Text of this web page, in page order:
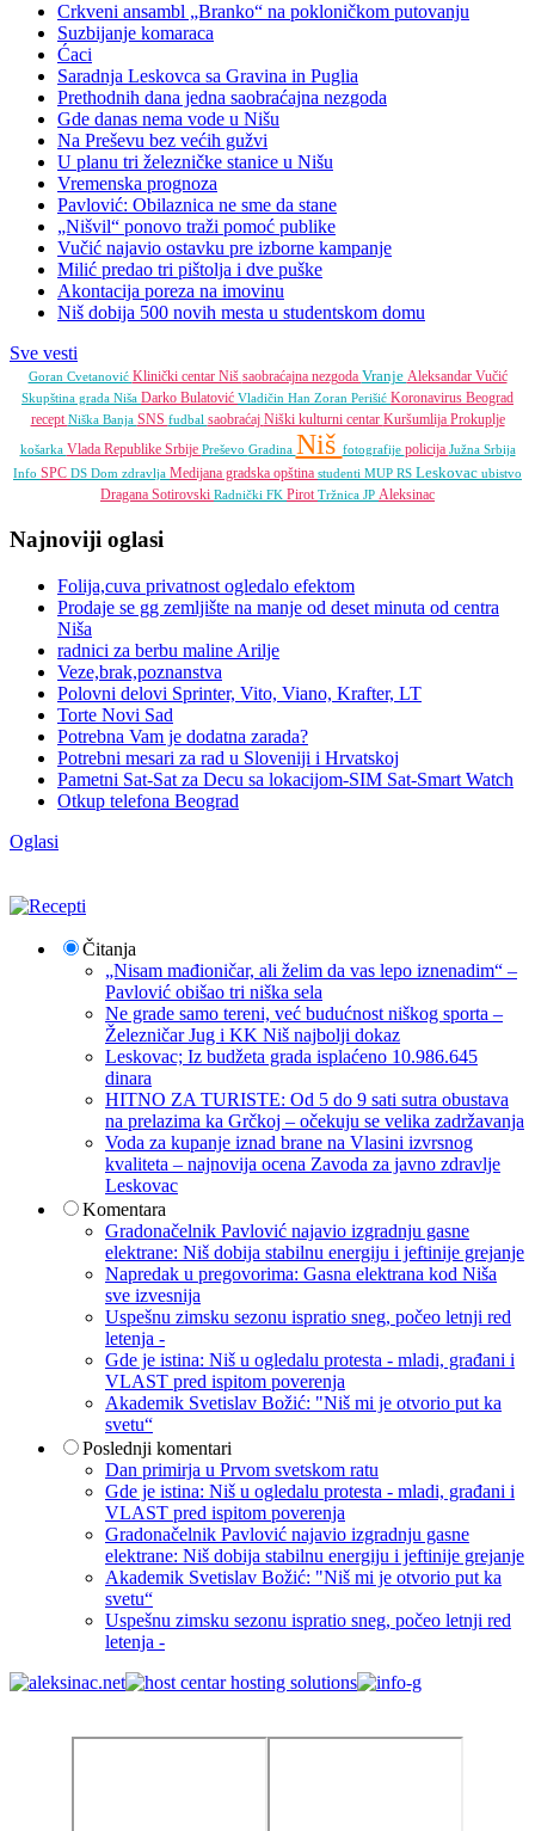
Crkveni ansambl „Branko“ na pokloničkom putovanju
Suzbijanje komaraca
Ćaci
Saradnja Leskovca sa Gravina in Puglia
Prethodnih dana jedna saobraćajna nezgoda
Gde danas nema vode u Nišu
Na Preševu bez većih gužvi
U planu tri železničke stanice u Nišu
Vremenska prognoza
Pavlović: Obilaznica ne sme da stane
„Nišvil“ ponovo traži pomoć publike
Vučić najavio ostavku pre izborne kampanje
Milić predao tri pištolja i dve puške
Akontacija poreza na imovinu
Niš dobija 500 novih mesta u studentskom domu
Sve vesti
Goran Cvetanović Klinički centar Niš saobraćajna nezgoda Vranje Aleksandar Vučić
Skupština grada Niša Darko Bulatović Vladičin Han Zoran Perišić Koronavirus Beograd
receptNiška Banja SNS fudbal saobraćaj Niški kulturni centar Kuršumlija Prokuplje
košarka Vlada Republike Srbije Preševo Gradina Niš fotografije policija Južna Srbija
Info SPC DS Dom zdravlja Medijana gradska opština studenti MUP RS Leskovac ubistvo
Dragana Sotirovski Radnički FK PirotTržnica JP Aleksinac
Najnoviji oglasi
Folija,cuva privatnost ogledalo efektom
Prodaje se gg zemljište na manje od deset minuta od centra
Niša
radnici za berbu maline Arilje
Veze,brak,poznanstva
Polovni delovi Sprinter, Vito, Viano, Krafter, LT
Torte Novi Sad
Potrebna Vam je dodatna zarada?
Potrebni mesari za rad u Sloveniji i Hrvatskoj
Pametni Sat-Sat za Decu sa lokacijom-SIM Sat-Smart Watch
Otkup telefona Beograd
Oglasi
Čitanja
„Nisam mađioničar, ali želim da vas lepo iznenadim“ –
Pavlović obišao tri niška sela
Ne grade samo tereni, već budućnost niškog sporta –
Železničar Jug i KK Niš najbolji dokaz
Leskovac; Iz budžeta grada isplaćeno 10.986.645
dinara
HITNO ZA TURISTE: Od 5 do 9 sati sutra obustava
na prelazima ka Grčkoj – očekuju se velika zadržavanja
Voda za kupanje iznad brane na Vlasini izvrsnog
kvaliteta – najnovija ocena Zavoda za javno zdravlje
Leskovac
Komentara
Gradonačelnik Pavlović najavio izgradnju gasne
elektrane: Niš dobija stabilnu energiju i jeftinije grejanje
Napredak u pregovorima: Gasna elektrana kod Niša
sve izvesnija
Uspešnu zimsku sezonu ispratio sneg, počeo letnji red
letenja -
Gde je istina: Niš u ogledalu protesta - mladi, građani i
VLAST pred ispitom poverenja
Akademik Svetislav Božić: "Niš mi je otvorio put ka
svetu“
Poslednji komentari
Dan primirja u Prvom svetskom ratu
Gde je istina: Niš u ogledalu protesta - mladi, građani i
VLAST pred ispitom poverenja
Gradonačelnik Pavlović najavio izgradnju gasne
elektrane: Niš dobija stabilnu energiju i jeftinije grejanje
Akademik Svetislav Božić: "Niš mi je otvorio put ka
svetu“
Uspešnu zimsku sezonu ispratio sneg, počeo letnji red
letenja -